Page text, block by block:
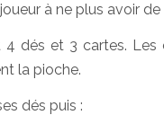
à ne plus avoir de
4 dés et 3 cartes.
la pioche.
dés puis :